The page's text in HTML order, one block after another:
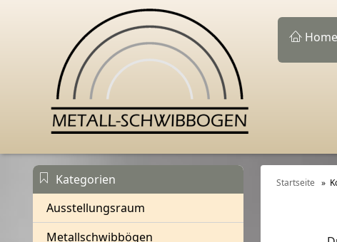
Home
Kategorien
Ausstellungsraum
Metallschwibbögen
Startseite »